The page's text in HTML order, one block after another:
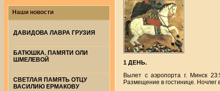
Наши новости
ДАВИДОВА ЛАВРА ГРУЗИЯ
БАТЮШКА. ПАМЯТИ ОЛИ
ШМЕЛЕВОЙ
СВЕТЛАЯ ПАМЯТЬ ОТЦУ
ВАСИЛИЮ ЕРМАКОВУ
1 ДЕНЬ.
Вылет с аэропорта г. Минск
Размещение в гостинице. Ночлег